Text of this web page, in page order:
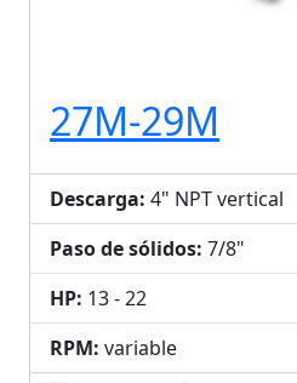
27M-29M
Descarga: 4" NPT vertical
Paso de sólidos: 7/8"
HP: 13 - 22
RPM: variable